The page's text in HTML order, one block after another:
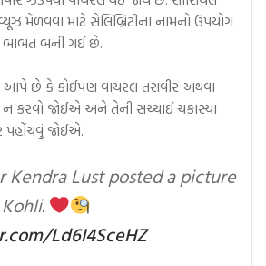
મેળવવા માટે સેલિબ્રિટીના નામનો ઉપયોગ
બાબત બની ગઈ છે.
આપે છે કે કોઈપણ વાયરલ તસવીર અથવા
ન કરવો જોઈએ અને તેની સચ્ચાઈ ચકાસ્યા
પહોંચવું જોઈએ.
Kendra Lust posted a picture
Ld6I4SceHZ